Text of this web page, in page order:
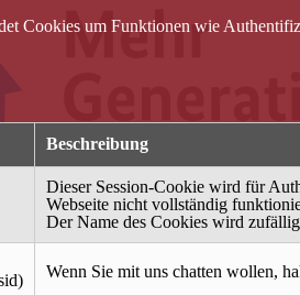
Cookies um Funktionen wie
Beschreibung
Dieser Session-Cookie wird für
Webseite nicht vollständig
Der Name des Cookies wird
Wenn Sie mit uns chatten wollen,